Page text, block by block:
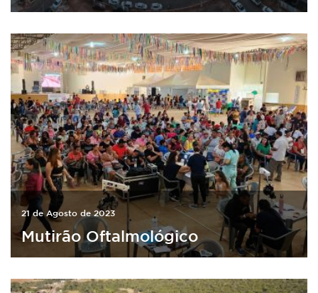
21 de Agosto de 2023
Mutirão Oftalmológico